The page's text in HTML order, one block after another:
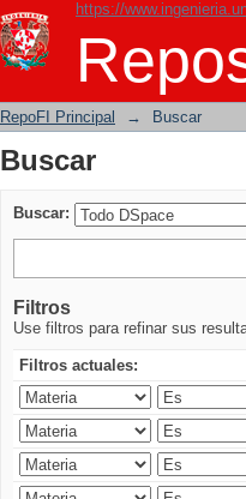
https://
Buscar
RepoFI Principal → Buscar
Buscar
Buscar:
Filtros
Use filtros para refinar sus
Filtros actuales: